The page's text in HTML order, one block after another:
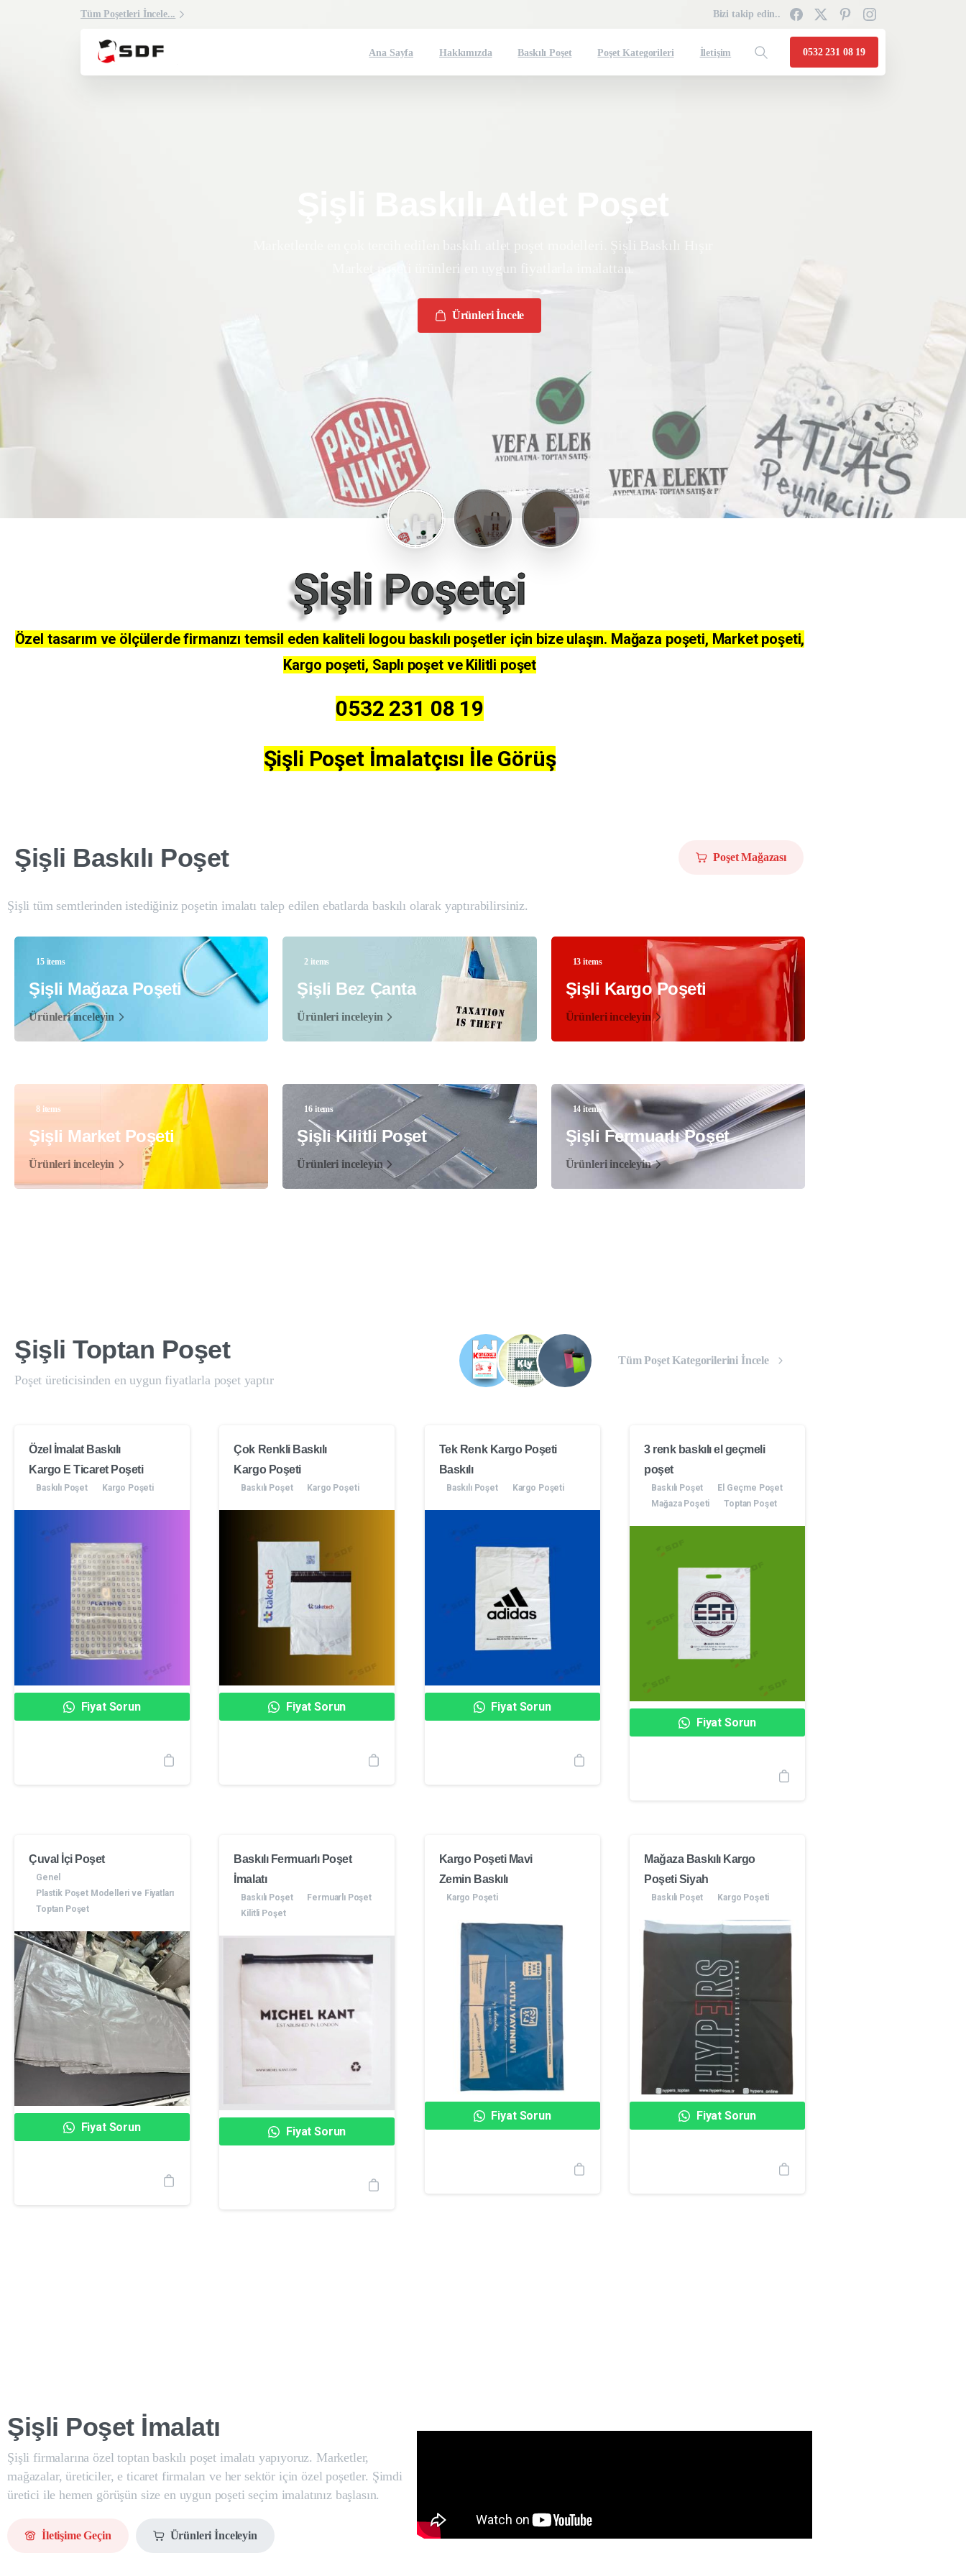
Tüm Poşetleri İncele... Bizi takip edin..
Ana Sayfa Hakkımızda Baskılı Poşet Poşet Kategorileri İletişim 0532 231 08 19
Atlet Poşet
Marketlerde en çok tercih edilen baskılı atlet poşet modelleri. Şişli Baskılı Hışır
Market poşeti ürünleri en uygun fiyatlarla imalattan.
Ürünleri İncele
Şişli Poşetçi
Özel tasarım ve ölçülerde firmanızı temsil eden kaliteli logou baskılı poşetler için bize ulaşın. Mağaza poşeti, Market poşeti,
Kargo poşeti, Saplı poşet ve Kilitli poşet
0532 231 08 19
Şişli Poşet İmalatçısı İle Görüş
Şişli Baskılı Poşet Poşet Mağazası
Şişli tüm semtlerinden istediğiniz poşetin imalatı talep edilen ebatlarda baskılı olarak yaptırabilirsiniz.
15 items
Şişli Mağaza Poşeti
Ürünleri inceleyin
2 items
Şişli Bez Çanta
Ürünleri inceleyin
13 items
Şişli Kargo Poşeti
Ürünleri inceleyin
8 items
Şişli Market Poşeti
Ürünleri inceleyin
16 items
Şişli Kilitli Poşet
Ürünleri inceleyin
14 items
Şişli Fermuarlı Poşet
Ürünleri inceleyin
Şişli Toptan Poşet
Poşet üreticisinden en uygun fiyatlarla poşet yaptır
Tüm Poşet Kategorilerini İncele
Özel İmalat Baskılı
Kargo E Ticaret Poşeti
Baskılı Poşet Kargo Poşeti
Fiyat Sorun
Çok Renkli Baskılı
Kargo Poşeti
Baskılı Poşet Kargo Poşeti
Fiyat Sorun
Tek Renk Kargo Poşeti
Baskılı
Baskılı Poşet Kargo Poşeti
Fiyat Sorun
3 renk baskılı el geçmeli
poşet
Baskılı Poşet
El Geçme Poşet
Mağaza Poşeti
Toptan Poşet
Fiyat Sorun
Çuval İçi Poşet
Genel
Plastik Poşet Modelleri ve Fiyatları
Toptan Poşet
Fiyat Sorun
Baskılı Fermuarlı Poşet
İmalatı
Baskılı Poşet
Fermuarlı Poşet
Kilitli Poşet
Fiyat Sorun
Kargo Poşeti Mavi
Zemin Baskılı
Kargo Poşeti
Fiyat Sorun
Mağaza Baskılı Kargo
Poşeti Siyah
Baskılı Poşet Kargo Poşeti
Fiyat Sorun
Şişli Poşet İmalatı
Şişli firmalarına özel toptan baskılı poşet imalatı yapıyoruz. Marketler,
mağazalar, üreticiler, e ticaret firmaları ve her sektör için özel poşetler. Şimdi
üretici ile hemen görüşün size en uygun poşeti seçim imalatınız başlasın.
İletişime Geçin Ürünleri İnceleyin